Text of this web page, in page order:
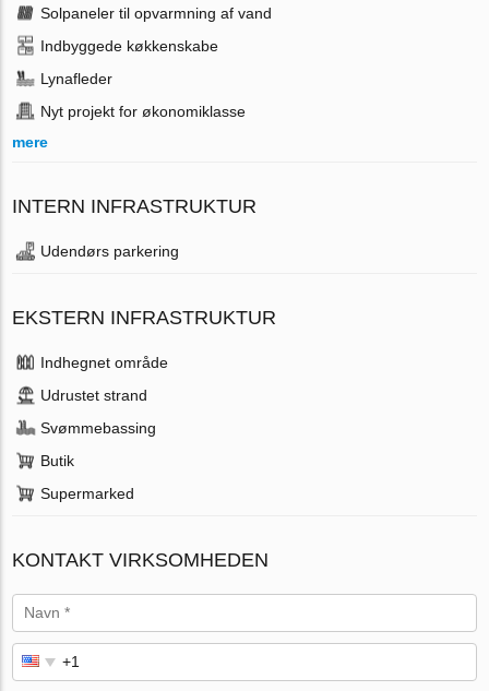
Solpaneler til opvarmning af vand
Indbyggede køkkenskabe
Lynafleder
Nyt projekt for økonomiklasse
mere
INTERN INFRASTRUKTUR
Udendørs parkering
EKSTERN INFRASTRUKTUR
Indhegnet område
Udrustet strand
Svømmebassing
Butik
Supermarked
KONTAKT VIRKSOMHEDEN